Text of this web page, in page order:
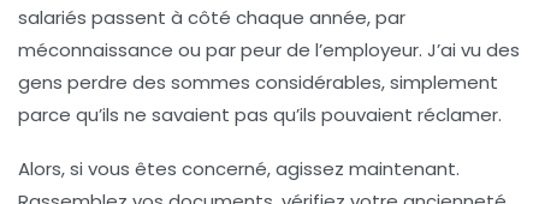
salariés passent à côté chaque année, par
méconnaissance ou par peur de l’employeur. J’ai vu des
gens perdre des sommes considérables, simplement
parce qu’ils ne savaient pas qu’ils pouvaient réclamer.
Alors, si vous êtes concerné, agissez maintenant.